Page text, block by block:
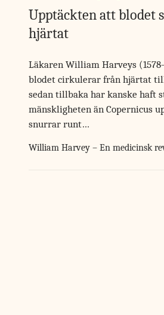
Upptäckten att blodet
hjärtat
Läkaren William Harveys
blodet cirkulerar från hjärtat
sedan tillbaka har kanske haft
mänskligheten än Copernicus
snurrar runt…
William Harvey – En medicinsk